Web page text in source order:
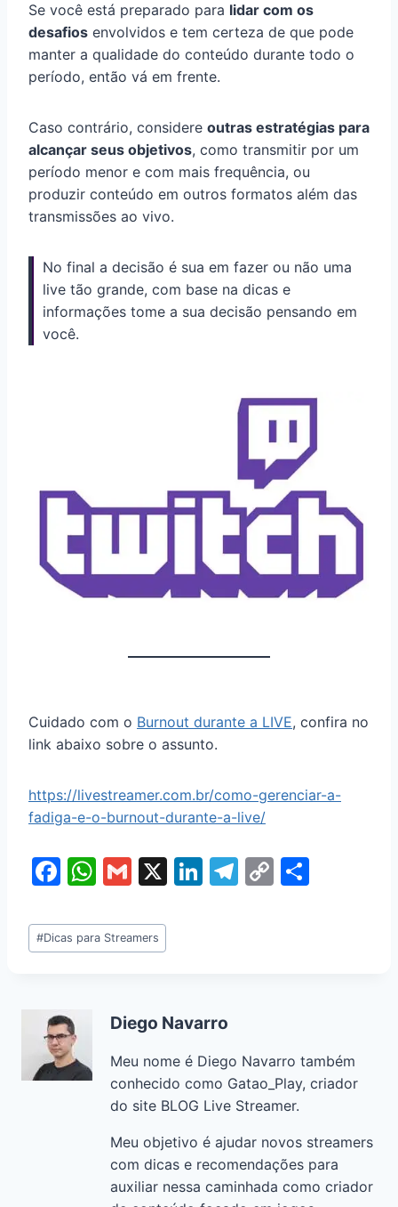
Se você está preparado para lidar com os
desafios envolvidos e tem certeza de que pode
manter a qualidade do conteúdo durante todo o
período, então vá em frente.
Caso contrário, considere outras estratégias para
alcançar seus objetivos, como transmitir por um
período menor e com mais frequência, ou
produzir conteúdo em outros formatos além das
transmissões ao vivo.
No final a decisão é sua em fazer ou não uma
live tão grande, com base na dicas e
informações tome a sua decisão pensando em
você.
Cuidado com o Burnout durante a LIVE, confira no
link abaixo sobre o assunto.
https://livestreamer.com.br/como-gerenciar-a-
fadiga-e-o-burnout-durante-a-live/
F
c
e
o
o
k
W
at
s
p
G
ai
l
X
Li
n
T
C
#Dicas para Streamers
Diego Navarro
Meu nome é Diego Navarro também
conhecido como Gatao_Play, criador
do site BLOG Live Streamer.
Meu objetivo é ajudar novos streamers
com dicas e recomendações para
auxiliar nessa caminhada como criador